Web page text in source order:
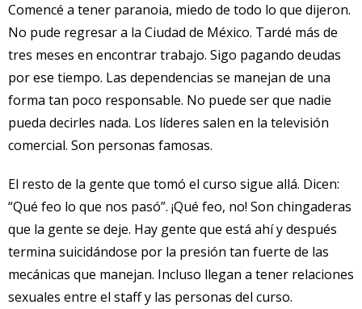
Comencé a tener paranoia, miedo de todo lo que dijeron.
No pude regresar a la Ciudad de México. Tardé más de
tres meses en encontrar trabajo. Sigo pagando deudas
por ese tiempo. Las dependencias se manejan de una
forma tan poco responsable. No puede ser que nadie
pueda decirles nada. Los líderes salen en la televisión
comercial. Son personas famosas.
El resto de la gente que tomó el curso sigue allá. Dicen:
“Qué feo lo que nos pasó”. ¡Qué feo, no! Son chingaderas
que la gente se deje. Hay gente que está ahí y después
termina suicidándose por la presión tan fuerte de las
mecánicas que manejan. Incluso llegan a tener relaciones
sexuales entre el staff y las personas del curso.